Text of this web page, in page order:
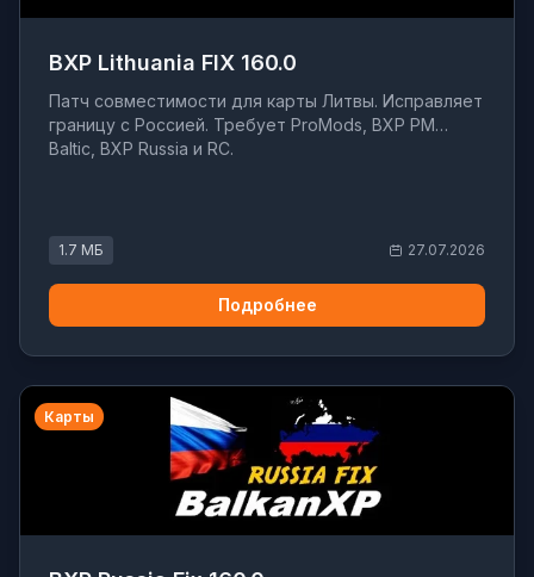
BXP Lithuania FIX 160.0
Патч совместимости для карты Литвы. Исправляет
границу с Россией. Требует ProMods, BXP PM
Baltic, BXP Russia и RC.
1.7 МБ 27.07.2026
Подробнее
Карты